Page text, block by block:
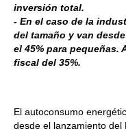
inversión total.
- En el caso de la
del tamaño y van
el 45% para pequeñas.
fiscal del 35%.
El autoconsumo
desde el lanzamiento del